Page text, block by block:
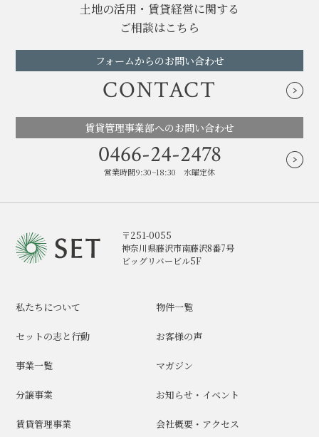
土地の活用・賃貸経営に関する
ご相談はこちら
フォームからのお問い合わせ
CONTACT
賃貸管理事業部へのお問い合わせ
0466-24-2478
営業時間9:30~18:30 水曜定休
〒251-0055
神奈川県藤沢市南藤沢8番7号
ビッグリバービル5F
私たちについて
セットの志と行動
事業一覧
分譲事業
賃貸管理事業
物件一覧
お客様の声
マガジン
お知らせ・イベント
会社概要・アクセス